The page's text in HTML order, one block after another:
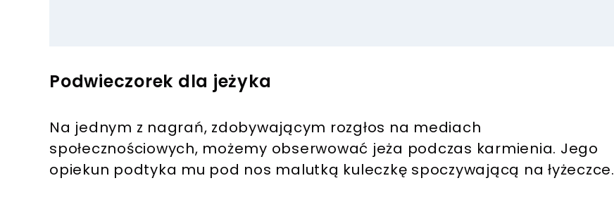
Podwieczorek dla jeżyka
Na jednym z nagrań, zdobywającym rozgłos na mediach
społecznościowych, możemy obserwować jeża podczas karmienia. Jego
opiekun podtyka mu pod nos malutką kuleczkę spoczywającą na łyżeczce.